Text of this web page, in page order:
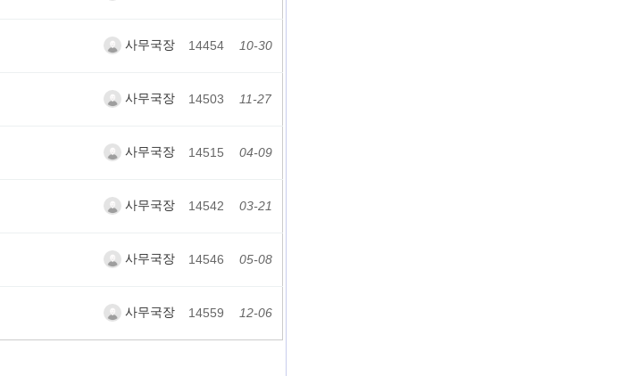
사무국장 14454 10-30
사무국장 14503 11-27
사무국장 14515 04-09
사무국장 14542 03-21
사무국장 14546 05-08
사무국장 14559 12-06